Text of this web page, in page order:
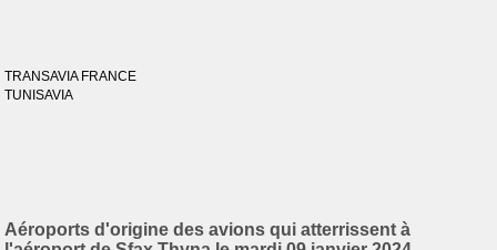
TRANSAVIA FRANCE
TUNISAVIA
Aéroports d'origine des avions qui atterrissent à